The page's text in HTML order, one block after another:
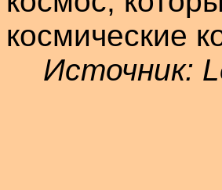
космические
Источник: